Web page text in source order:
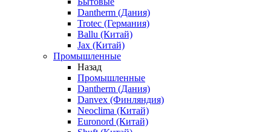
Dantherm (Дания)
Trotec (Германия)
Ballu (Китай)
Jax (Китай)
Промышленные
Назад
Промышленные
Dantherm (Дания)
Danvex (Финляндия)
Neoclima (Китай)
Euronord (Китай)